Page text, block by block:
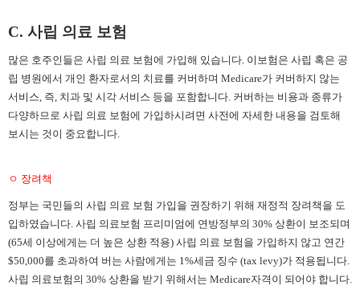
C. 사립 의료 보험
많은 호주인들은 사립 의료 보험에 가입해 있습니다. 이보험은 사립 혹은 공
립 병원에서 개인 환자로서의 치료를 커버하며 Medicare가 커버하지 않는
서비스, 즉, 치과 및 시각 서비스 등을 포함합니다. 커버하는 비용과 종류가
다양하므로 사립 의료 보험에 가입하시려면 사전에 자세한 내용을 검토해
보시는 것이 중요합니다.
ㅇ 장려책
정부는 국민들의 사립 의료 보험 가입을 권장하기 위해 재정적 장려책을 도
입하였습니다. 사립 의료보험 프리미엄에 연방정부의 30% 상환이 보조되며
(65세 이상에게는 더 높은 상환 적용) 사립 의료 보험을 가입하지 않고 연간
$50,000를 초과하여 버는 사람에게는 1%세금 징수 (tax levy)가 적용됩니다.
사립 의료보험의 30% 상환을 받기 위해서는 Medicare자격이 되어야 합니다.